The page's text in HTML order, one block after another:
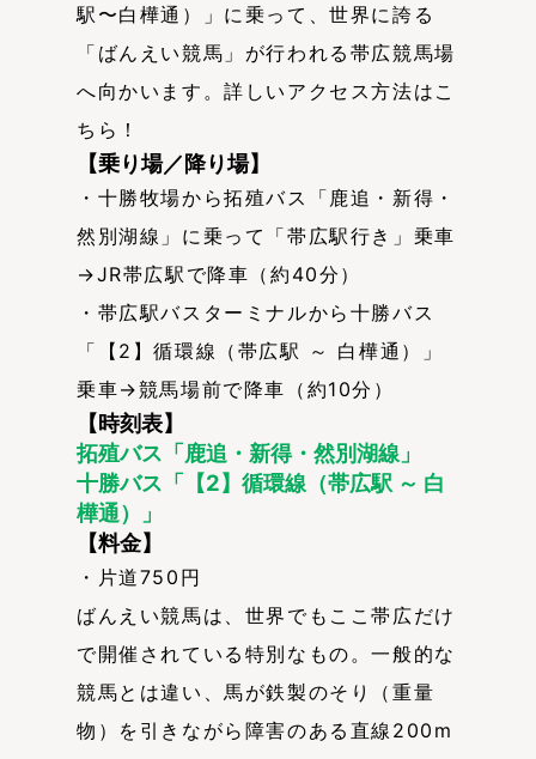
駅〜白樺通）」に乗って、世界に誇る
「ばんえい競馬」が行われる帯広競馬場
へ向かいます。詳しいアクセス方法はこ
ちら！
【乗り場／降り場】
・十勝牧場から拓殖バス「鹿追・新得・
然別湖線」に乗って「帯広駅行き」乗車
→JR帯広駅で降車（約40分）
・帯広駅バスターミナルから十勝バス
「【2】循環線（帯広駅 ～ 白樺通）」
乗車→競馬場前で降車（約10分）
【時刻表】
拓殖バス「鹿追・新得・然別湖線」
十勝バス「【2】循環線（帯広駅 ～ 白
樺通）」
【料金】
・片道750円
ばんえい競馬は、世界でもここ帯広だけ
で開催されている特別なもの。一般的な
競馬とは違い、馬が鉄製のそり（重量
物）を引きながら障害のある直線200m